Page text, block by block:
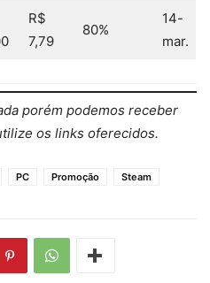
R$
7,79
80%
14-
mar.
porém podemos receber
os links oferecidos.
PC Promoção Steam